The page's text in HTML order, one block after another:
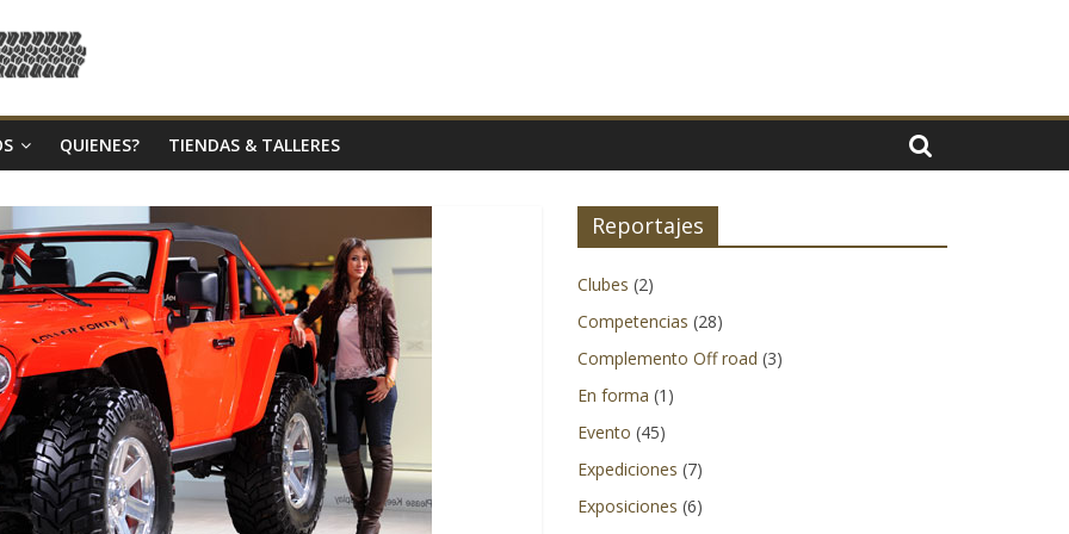
QUIENES? TIENDAS & TALLERES
Reportajes
Clubes (2)
Competencias (28)
Complemento Off road (3)
En forma (1)
Evento (45)
Expediciones (7)
Exposiciones (6)